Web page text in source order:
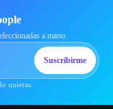
a mano.
Suscribirme
quieras.